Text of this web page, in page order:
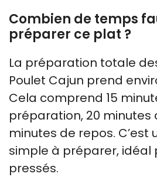
Combien de temps
préparer ce plat ?
La préparation totale
Poulet Cajun prend
Cela comprend 15
préparation, 20 minutes
minutes de repos.
simple à préparer, idéal
pressés.